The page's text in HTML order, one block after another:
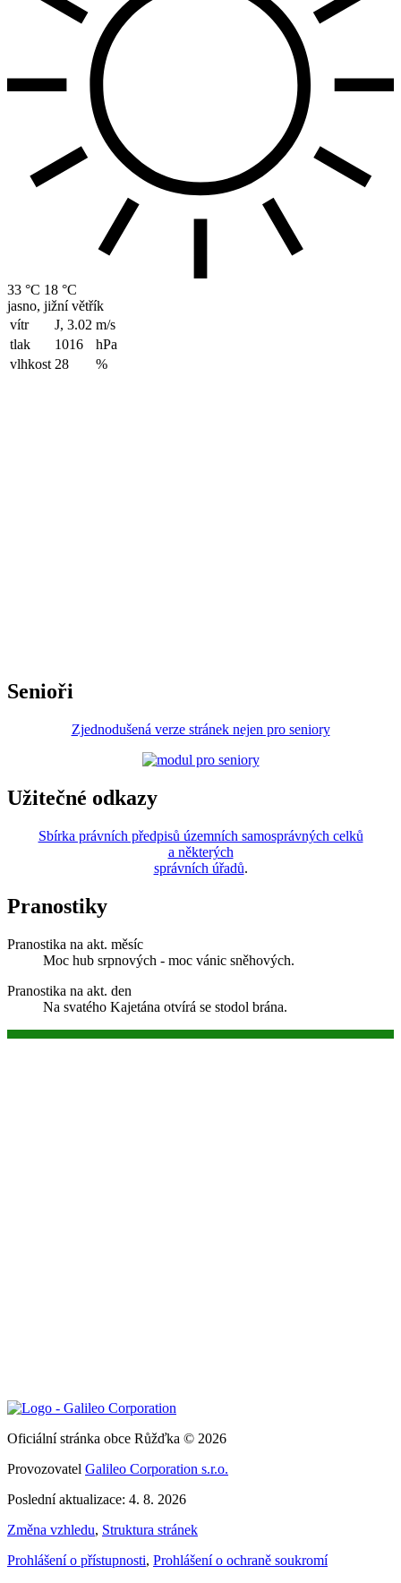
33 °C 18 °C
jasno, jižní větřík
vítr
J, 3.02 m/s
tlak
1016
hPa
vlhkost 28 %
Senioři
Zjednodušená verze stránek nejen pro seniory
Užitečné odkazy
Sbírka právních předpisů územních samosprávných celků
a některých
správních úřadů.
Pranostiky
Pranostika na akt. měsíc
Moc hub srpnových - moc vánic sněhových.
Pranostika na akt. den
Na svatého Kajetána otvírá se stodol brána.
Oficiální stránka obce Růžďka © 2026
Provozovatel Galileo Corporation s.r.o.
Poslední aktualizace: 4. 8. 2026
Změna vzhledu, Struktura stránek
Prohlášení o přístupnosti, Prohlášení o ochraně soukromí